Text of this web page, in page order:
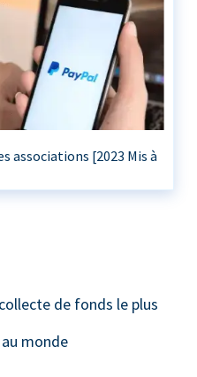
associations [2023 Mis à
de fonds le plus
monde